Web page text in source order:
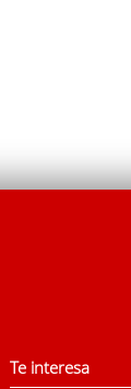
Te interesa